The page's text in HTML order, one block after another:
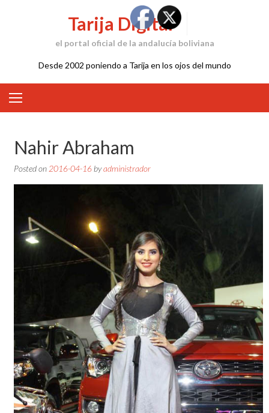
Tarija Digital
el portal oficial de la andalucía boliviana
Desde 2002 poniendo a Tarija en los ojos del mundo
Nahir Abraham
Posted on 2016-04-16byadministrador